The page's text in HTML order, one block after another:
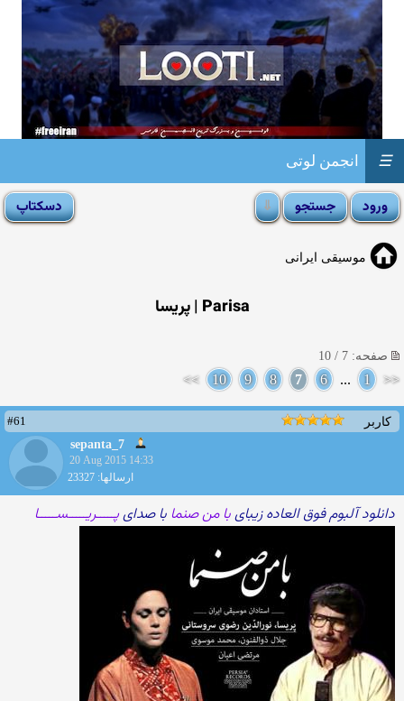
انجمن لوتی ☰
موسیقی ایرانی
Parisa | پریسا
صفحه: 7 / 10
<<
1
...
6
7
8
9
10
>>
کاربر
#61
sepanta_7
20 Aug 2015 14:33
ارسالها: 23327
دانلود آلبوم فوق العاده زیبایبا من صنما با صدایپـــــریـــــســـــا